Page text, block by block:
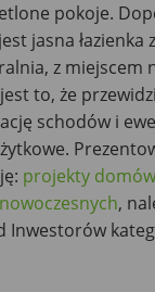
pokoje.
jasna łazienka
z miejscem
to, że
schodów i
projekty
,
Inwestorów